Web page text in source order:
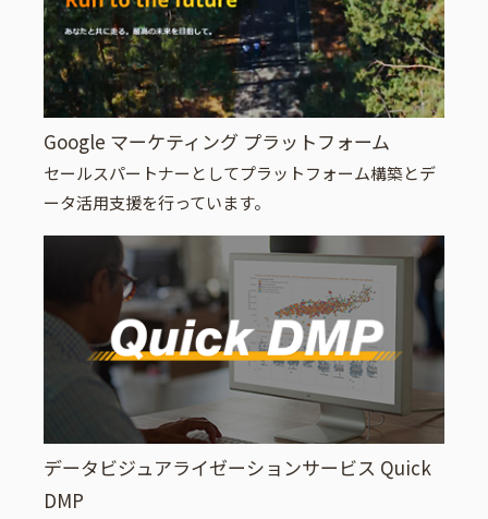
Google マーケティング プラットフォーム
セールスパートナーとしてプラットフォーム構築とデ
ータ活用支援を行っています。
データビジュアライゼーションサービス Quick
DMP